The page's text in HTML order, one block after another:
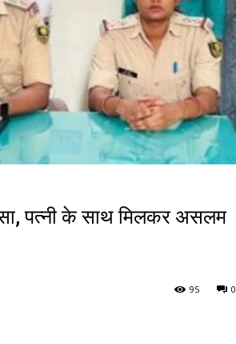
पत्नी के साथ मिलकर असलम
0
95